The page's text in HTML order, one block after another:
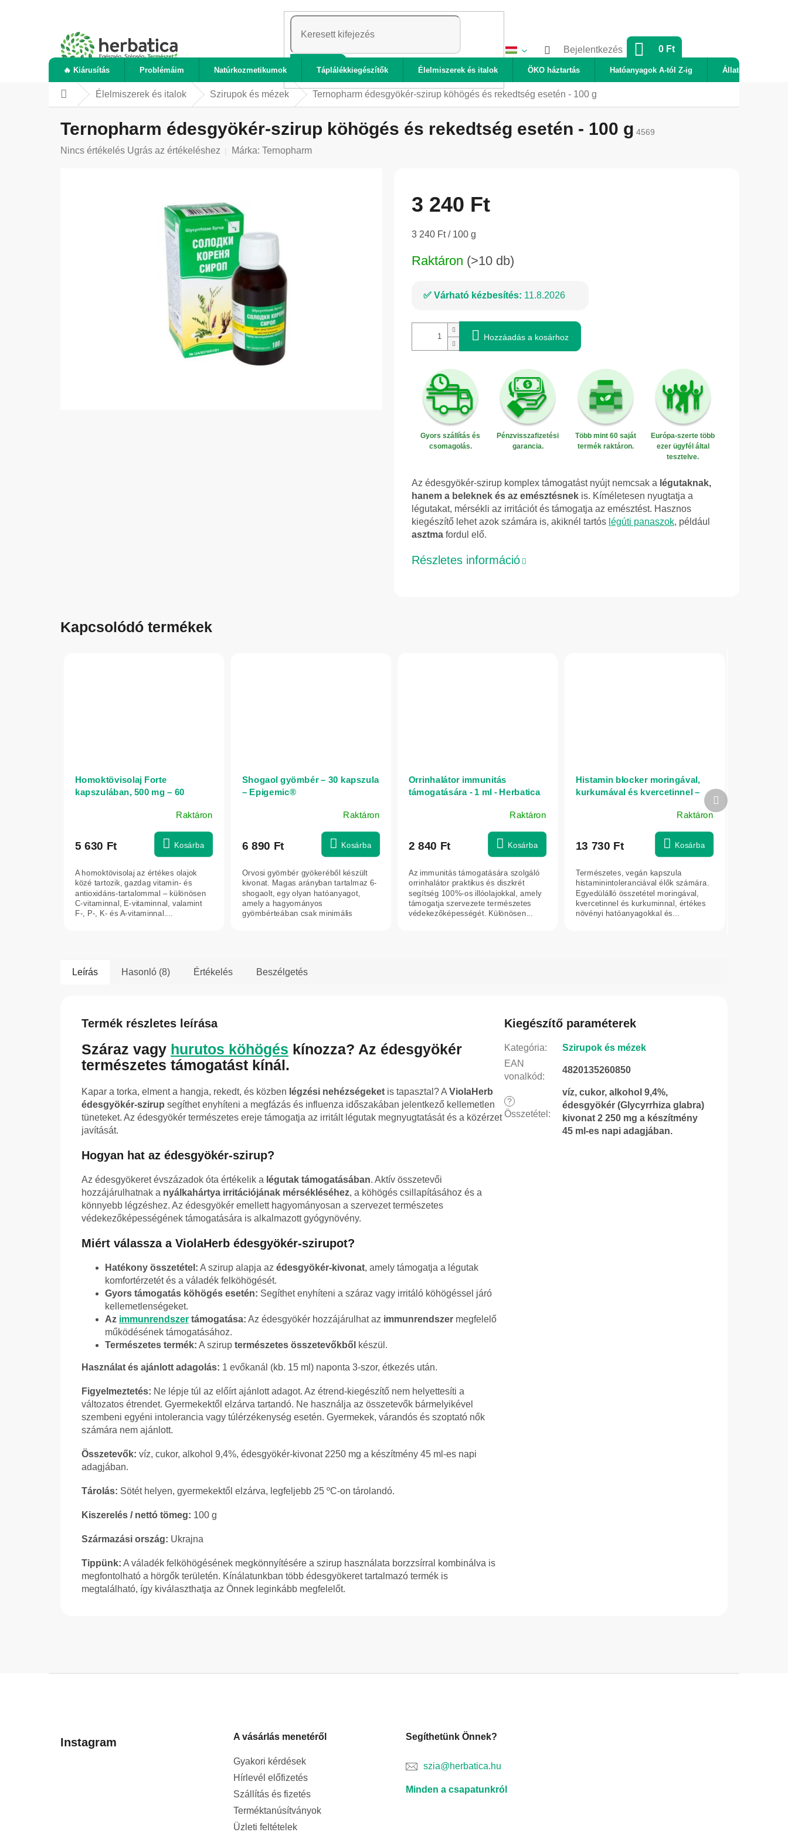
KERESÉS
Bejelentkezés KOSÁR
0 Ft
🔥 Kiárusítás Problémáim Natúrkozmetikumok Táplálékkiegészítők Élelmiszerek és italok ÖKO háztartás Hatóanyagok A-tól Z-ig Állatok
KezdőlapÉlelmiszerek és italok Szirupok és mézek Ternopharm édesgyökér-szirup köhögés és rekedtség esetén - 100 g
Ternopharm édesgyökér-szirup köhögés és rekedtség esetén - 100 g 4569
A
Nincs értékelés Ugrás az értékeléshez Márka: Ternopharm
3 240 Ft
Egységár:
3 240 Ft / 100 g
Raktáron (>10 db)
Várható kézbesítés: 11.8.2026
Hozzáadás a kosárhoz
Gyors szállítás és
csomagolás.
Pénzvisszafizetési
garancia.
Több mint 60 saját
termék raktáron.
Európa-szerte több
ezer ügyfél által
tesztelve.
Az édesgyökér-szirup komplex támogatást nyújt nemcsak a légutaknak,
hanem a beleknek és az emésztésnek is. Kíméletesen nyugtatja a
légutakat, mérsékli az irritációt és támogatja az emésztést. Hasznos
kiegészítő lehet azok számára is, akiknél tartós légúti panaszok, például
asztma fordul elő.
Részletes információ
Kapcsolódó termékek
Homoktövisolaj Forte
kapszulában, 500 mg – 60
Raktáron
5 630 Ft Kosárba
A homoktövisolaj az értékes olajok
közé tartozik, gazdag vitamin- és
antioxidáns-tartalommal – különösen
C-vitaminnal, E-vitaminnal, valamint
F-, P-, K- és A-vitaminnal....
Shogaol gyömbér – 30 kapszula
– Epigemic®
Raktáron
6 890 Ft Kosárba
Orvosi gyömbér gyökeréből készült
kivonat. Magas arányban tartalmaz 6-
shogaolt, egy olyan hatóanyagot,
amely a hagyományos
gyömbérteában csak minimális
Orrinhalátor immunitás
támogatására - 1 ml - Herbatica
Raktáron
2 840 Ft Kosárba
Az immunitás támogatására szolgáló
orrinhalátor praktikus és diszkrét
segítség 100%-os illóolajokkal, amely
támogatja szervezete természetes
védekezőképességét. Különösen...
Histamin blocker moringával,
kurkumával és kvercetinnel –
átlagos
ből
5,0
csillag.
Raktáron
13 730 Ft Kosárba
Természetes, vegán kapszula
histaminintoleranciával élők számára.
Egyedülálló összetétel moringával,
kvercetinnel és kurkuminnal, értékes
növényi hatóanyagokkal és...
Következő
termék
Leírás Hasonló (8) Értékelés Beszélgetés
Termék részletes leírása
Száraz vagy hurutos köhögés kínozza? Az édesgyökér
természetes támogatást kínál.
Kapar a torka, elment a hangja, rekedt, és közben légzési nehézségeket is tapasztal? A ViolaHerb
édesgyökér-szirup segíthet enyhíteni a megfázás és influenza időszakában jelentkező kellemetlen
tüneteket. Az édesgyökér természetes ereje támogatja az irritált légutak megnyugtatását és a közérzet
javítását.
Hogyan hat az édesgyökér-szirup?
Az édesgyökeret évszázadok óta értékelik a légutak támogatásában. Aktív összetevői
hozzájárulhatnak a nyálkahártya irritációjának mérsékléséhez, a köhögés csillapításához és a
könnyebb légzéshez. Az édesgyökér emellett hagyományosan a szervezet természetes
védekezőképességének támogatására is alkalmazott gyógynövény.
Miért válassza a ViolaHerb édesgyökér-szirupot?
Hatékony összetétel: A szirup alapja az édesgyökér-kivonat, amely támogatja a légutak
komfortérzetét és a váladék felköhögését.
Gyors támogatás köhögés esetén: Segíthet enyhíteni a száraz vagy irritáló köhögéssel járó
kellemetlenségeket.
Az immunrendszer támogatása: Az édesgyökér hozzájárulhat az immunrendszer megfelelő
működésének támogatásához.
Természetes termék: A szirup természetes összetevőkből készül.
Használat és ajánlott adagolás: 1 evőkanál (kb. 15 ml) naponta 3-szor, étkezés után.
Figyelmeztetés: Ne lépje túl az előírt ajánlott adagot. Az étrend-kiegészítő nem helyettesíti a
változatos étrendet. Gyermekektől elzárva tartandó. Ne használja az összetevők bármelyikével
szembeni egyéni intolerancia vagy túlérzékenység esetén. Gyermekek, várandós és szoptató nők
számára nem ajánlott.
Összetevők: víz, cukor, alkohol 9,4%, édesgyökér-kivonat 2250 mg a készítmény 45 ml-es napi
adagjában.
Tárolás: Sötét helyen, gyermekektől elzárva, legfeljebb 25 ºC-on tárolandó.
Kiszerelés / nettó tömeg: 100 g
Származási ország: Ukrajna
Tippünk: A váladék felköhögésének megkönnyítésére a szirup használata borzzsírral kombinálva is
megfontolható a hörgők területén. Kínálatunkban több édesgyökeret tartalmazó termék is
megtalálható, így kiválaszthatja az Önnek leginkább megfelelőt.
Kiegészítő paraméterek
Kategória:
Szirupok és mézek
EAN
vonalkód:
4820135260850
?
Összetétel :
víz, cukor, alkohol 9,4%,
édesgyökér (Glycyrrhiza glabra)
kivonat 2 250 mg a készítmény
45 ml-es napi adagjában.
Instagram A vásárlás menetéről
Gyakori kérdések
Hírlevél előfizetés
Szállítás és fizetés
Terméktanúsítványok
Üzleti feltételek
Segíthetünk Önnek?
szia@herbatica.hu
Minden a csapatunkról